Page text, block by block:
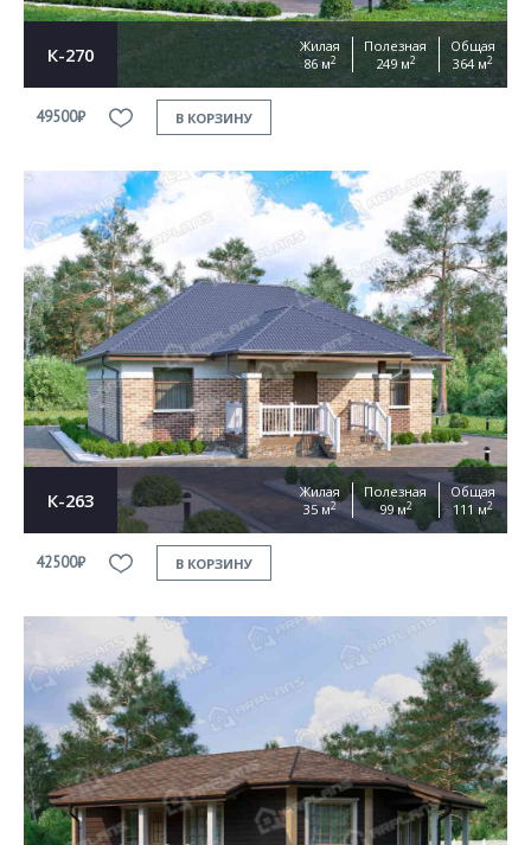
К-270
Жилая
86 м2
Полезная
249 м2
Общая
364 м2
49500₽ В КОРЗИНУ
К-263
Жилая
35 м2
Полезная
99 м2
Общая
111 м2
42500₽ В КОРЗИНУ